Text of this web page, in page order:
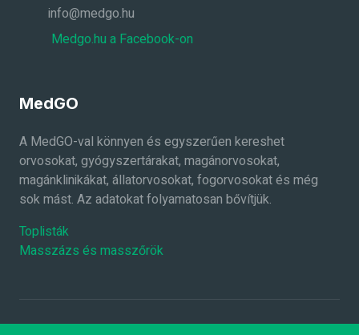
info@medgo.hu
Medgo.hu a Facebook-on
MedGO
A MedGO-val könnyen és egyszerűen kereshet
orvosokat, gyógyszertárakat, magánorvosokat,
magánklinikákat, állatorvosokat, fogorvosokat és még
sok mást. Az adatokat folyamatosan bővítjük.
Toplisták
Masszázs és masszőrök
2026 ©MedGO.huMinden jog fenntartva.